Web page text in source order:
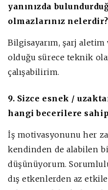
yanınızda
olmazlarınız nelerdir?
Bilgisayarım, şarj
olduğu sürece teknik
çalışabilirim.
9. Sizce esnek /
hangi becerilere
İş motivasyonunu her
kendinden de alabilen
düşünüyorum.
dış etkenlerden az